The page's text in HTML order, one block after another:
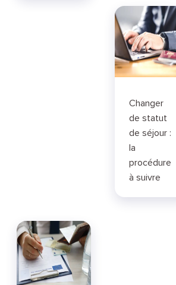
Changer
de statut
de séjour :
la
procédure
à suivre